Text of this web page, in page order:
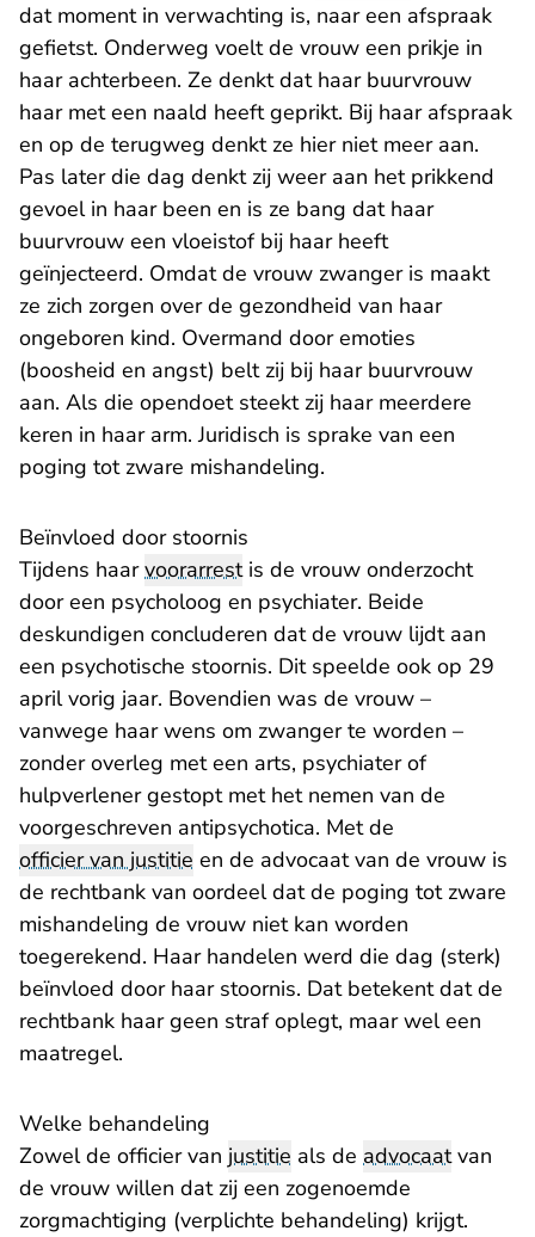
dat moment in verwachting is, naar een afspraak
gefietst. Onderweg voelt de vrouw een prikje in
haar achterbeen. Ze denkt dat haar buurvrouw
haar met een naald heeft geprikt. Bij haar afspraak
en op de terugweg denkt ze hier niet meer aan.
Pas later die dag denkt zij weer aan het prikkend
gevoel in haar been en is ze bang dat haar
buurvrouw een vloeistof bij haar heeft
geïnjecteerd. Omdat de vrouw zwanger is maakt
ze zich zorgen over de gezondheid van haar
ongeboren kind. Overmand door emoties
(boosheid en angst) belt zij bij haar buurvrouw
aan. Als die opendoet steekt zij haar meerdere
keren in haar arm. Juridisch is sprake van een
poging tot zware mishandeling.
Beïnvloed door stoornis
Tijdens haarvoorarrestis de vrouw onderzocht
door een psycholoog en psychiater. Beide
deskundigen concluderen dat de vrouw lijdt aan
een psychotische stoornis. Dit speelde ook op 29
april vorig jaar. Bovendien was de vrouw –
vanwege haar wens om zwanger te worden –
zonder overleg met een arts, psychiater of
hulpverlener gestopt met het nemen van de
voorgeschreven antipsychotica. Met de
officier van justitie en de advocaat van de vrouw is
de rechtbank van oordeel dat de poging tot zware
mishandeling de vrouw niet kan worden
toegerekend. Haar handelen werd die dag (sterk)
beïnvloed door haar stoornis. Dat betekent dat de
rechtbank haar geen straf oplegt, maar wel een
maatregel.
Welke behandeling
Zowel de officier van justitie als de advocaatvan
de vrouw willen dat zij een zogenoemde
zorgmachtiging (verplichte behandeling) krijgt.